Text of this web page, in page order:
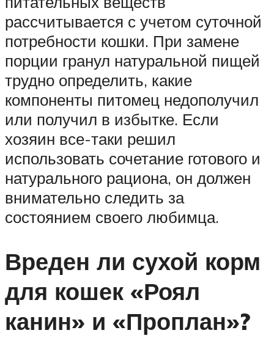
рассчитывается с учетом суточной
потребности кошки. При замене
порции гранул натуральной пищей
трудно определить, какие
компоненты питомец недополучил
или получил в избытке. Если
хозяин все-таки решил
использовать сочетание готового и
натурального рациона, он должен
внимательно следить за
состоянием своего любимца.
Вреден ли сухой корм
для кошек «Роял
канин» и «Проплан»?